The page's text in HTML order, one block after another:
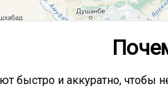
быстро и аккуратно,